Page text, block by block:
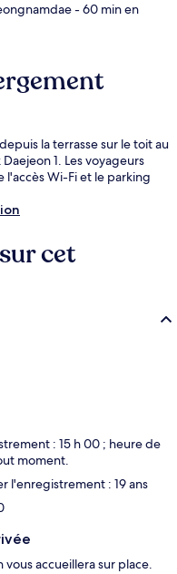
- 60 min en
la terrasse sur le toit au
1. Les voyageurs
Wi-Fi et le parking
cet
: 15 h 00 ; heure de
moment.
l'enregistrement : 19 ans
accueillera sur place.